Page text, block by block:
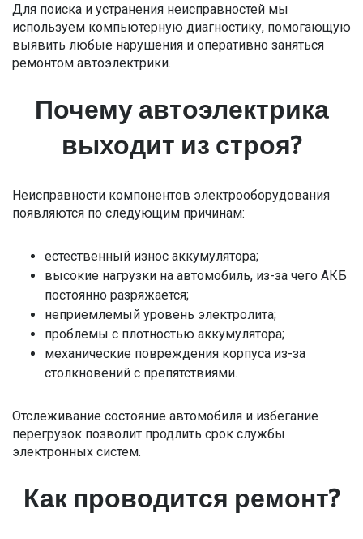
Для поиска и устранения неисправностей мы
используем компьютерную диагностику, помогающую
выявить любые нарушения и оперативно заняться
ремонтом автоэлектрики.
Почему автоэлектрика
выходит из строя?
Неисправности компонентов электрооборудования
появляются по следующим причинам:
естественный износ аккумулятора;
высокие нагрузки на автомобиль, из-за чего АКБ
постоянно разряжается;
неприемлемый уровень электролита;
проблемы с плотностью аккумулятора;
механические повреждения корпуса из-за
столкновений с препятствиями.
Отслеживание состояние автомобиля и избегание
перегрузок позволит продлить срок службы
электронных систем.
Как проводится ремонт?